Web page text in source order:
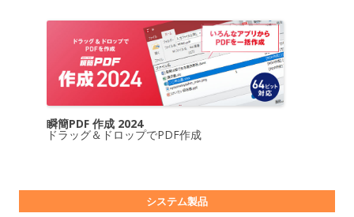
瞬簡PDF 作成 2024
ドラッグ＆ドロップでPDF作成
システム製品